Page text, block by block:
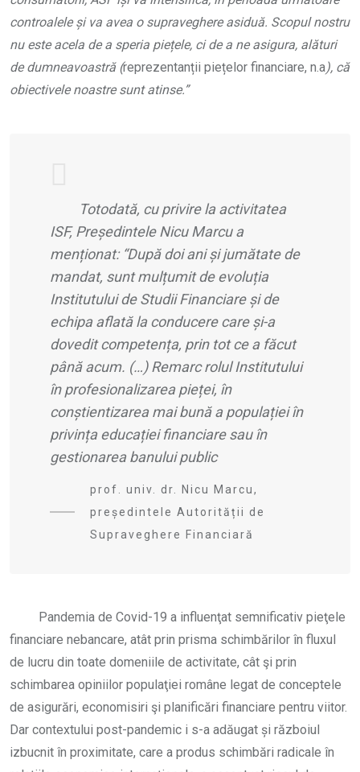
controalele și va avea o supraveghere asiduă. Scopul nostru
nu este acela de a speria piețele, ci de a ne asigura, alături
de dumneavoastră (reprezentanții piețelor financiare, n.a), că
obiectivele noastre sunt atinse.”
Totodată, cu privire la activitatea
ISF, Președintele Nicu Marcu a
menționat: “După doi ani și jumătate de
mandat, sunt mulțumit de evoluția
Institutului de Studii Financiare și de
echipa aflată la conducere care și-a
dovedit competența, prin tot ce a făcut
până acum. (…) Remarc rolul Institutului
în profesionalizarea pieței, în
conștientizarea mai bună a populației în
privința educației financiare sau în
gestionarea banului public
prof. univ. dr. Nicu Marcu,
președintele Autorității de
Supraveghere Financiară
​Pandemia de Covid-19 a influenţat semnificativ pieţele
financiare nebancare, atât prin prisma schimbărilor în fluxul
de lucru din toate domeniile de activitate, cât şi prin
schimbarea opiniilor populaţiei române legat de conceptele
de asigurări, economisiri şi planificări financiare pentru viitor.
Dar contextului post-pandemic i s-a adăugat și războiul
izbucnit în proximitate, care a produs schimbări radicale în